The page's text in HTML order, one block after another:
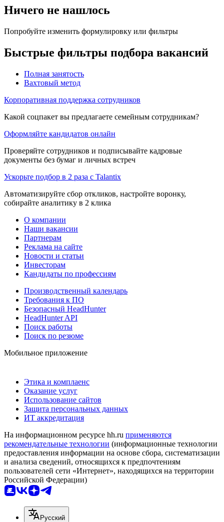
Ничего не нашлось
Попробуйте изменить формулировку или фильтры
Быстрые фильтры подбора вакансий
Полная занятость
Вахтовый метод
Корпоративная поддержка сотрудников
Какой соцпакет вы предлагаете семейным сотрудникам?
Оформляйте кандидатов онлайн
Проверяйте сотрудников и подписывайте кадровые
документы без бумаг и личных встреч
Ускорьте подбор в 2 раза с Talantix
Автоматизируйте сбор откликов, настройте воронку,
собирайте аналитику в 2 клика
О компании
Наши вакансии
Партнерам
Реклама на сайте
Новости и статьи
Инвесторам
Кандидаты по профессиям
Производственный календарь
Требования к ПО
Безопасный HeadHunter
HeadHunter API
Поиск работы
Поиск по резюме
Мобильное приложение
Этика и комплаенс
Оказание услуг
Использование сайтов
Защита персональных данных
ИТ аккредитация
На информационном ресурсе hh.ru применяются
рекомендательные технологии (информационные технологии
предоставления информации на основе сбора, систематизации
и анализа сведений, относящихся к предпочтениям
пользователей сети «Интернет», находящихся на территории
Российской Федерации)
Русский